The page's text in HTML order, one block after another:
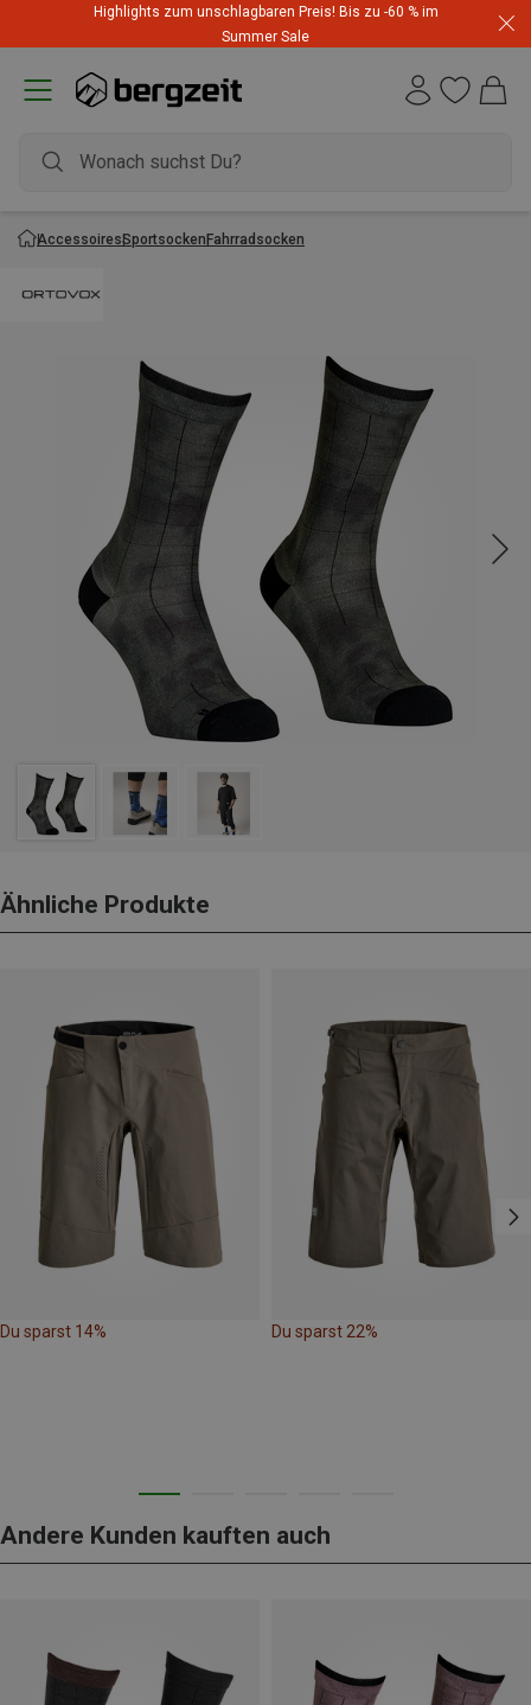
Highlights zum unschlagbaren Preis! Bis zu -60 % im
Summer Sale
AccessoiresSportsockenFahrradsocken
Ähnliche Produkte
Du sparst 14% Du sparst 22%
Andere Kunden kauften auch